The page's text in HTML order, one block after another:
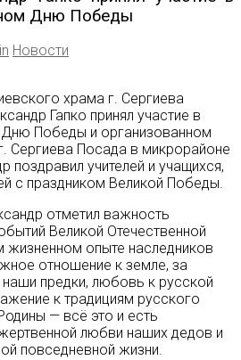
Дню Победы
Новости
храма г. Сергиева
Гапко принял участие в
Победы и организованном
Сергиева Посада в микрорайоне
поздравил учителей и учащихся,
с праздником Великой Победы.
отметил важность
Великой Отечественной
опыте наследников
отношение к земле, за
предки, любовь к русской
к традициям русского
— всё это и есть
любви наших дедов и
повседневной жизни.